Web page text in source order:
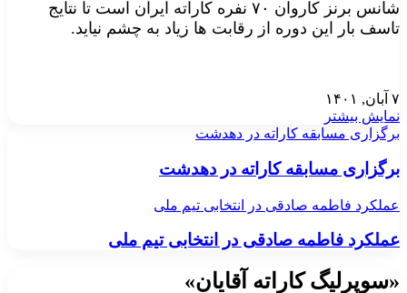
شانس برنز کاروان ۷۰ نفره کاراته ایران است تا نتایج
تاسف بار این دوره از رقابت ها زیاد به چشم نیاید.
۷ آبان, ۱۴۰۱
نمایش بیشتر
برگزاری مسابقه کاراته در دهدشت
برگزاری مسابقه کاراته در دهدشت
عملکرد فاطمه صادقی در انتخابی تیم ملی
عملکرد فاطمه صادقی در انتخابی تیم ملی
«سوپرلیگ کاراته آقایان»